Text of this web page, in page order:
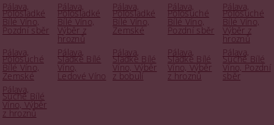
Pálava,
Polosladké
Bílé Víno,
Pozdní sběr
Pálava,
Polosladké
Bílé Víno,
Výběr z
hroznů
Pálava,
Polosladké
Bílé Víno,
Zemské
Pálava,
Polosuché
Bílé Víno,
Pozdní sběr
Pálava,
Polosuché
Bílé Víno,
Výběr z
hroznů
Pálava,
Polosuché
Bílé Víno,
Zemské
Pálava,
Sladké Bílé
Víno,
Ledové Víno
Pálava,
Sladké Bílé
Víno, Výběr
z bobulí
Pálava,
Sladké Bílé
Víno, Výběr
z hroznů
Pálava,
Suché Bílé
Víno, Pozdní
sběr
Pálava,
Suché Bílé
Víno, Výběr
z hroznů